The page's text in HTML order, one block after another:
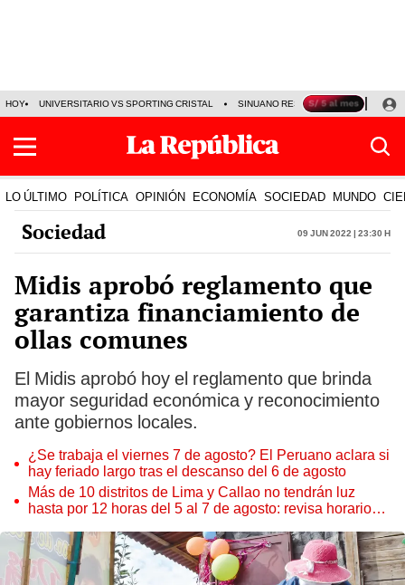
HOY UNIVERSITARIO VS SPORTING CRISTAL SINUANO RESULTADOS HOY
LO ÚLTIMO POLÍTICA OPINIÓN ECONOMÍA SOCIEDAD MUNDO
Sociedad 09 Jun 2022 | 23:30 h
Midis aprobó reglamento que
garantiza financiamiento de
ollas comunes
El Midis aprobó hoy el reglamento que brinda
mayor seguridad económica y reconocimiento
ante gobiernos locales.
¿Se trabaja el viernes 7 de agosto? El Peruano aclara si
hay feriado largo tras el descanso del 6 de agosto
Más de 10 distritos de Lima y Callao no tendrán luz
hasta por 12 horas del 5 al 7 de agosto: revisa horarios y